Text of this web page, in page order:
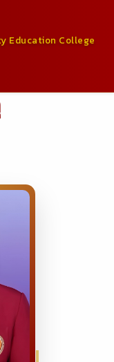
Education College